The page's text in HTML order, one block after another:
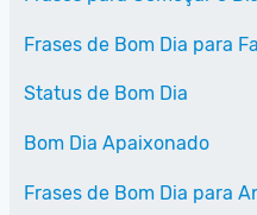
Frases de Bom Dia para
Status de Bom Dia
Bom Dia Apaixonado
Frases de Bom Dia para